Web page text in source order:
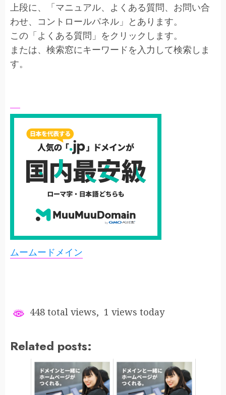
上段に、「マニュアル、よくある質問、お問い合
わせ、コントロールパネル」とあります。
この「よくある質問」をクリックします。
または、検索窓にキーワードを入力して検索しま
す。
ムームードメイン
448 total views, 1 views today
Related posts: